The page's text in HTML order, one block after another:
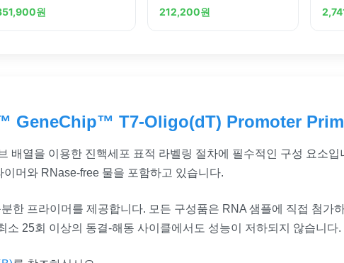
24-mer
원
212,200원
GeneChip™ T7-Oligo(dT) Promoter
배열을 이용한 진핵세포 표적 라벨링 절차에 필수적인 구성 요소입
머와 RNase-free 물을 포함하고 있습니다.
한 프라이머를 제공합니다. 모든 구성품은 RNA 샘플에 직접 첨가
소 25회 이상의 동결-해동 사이클에서도 성능이 저하되지 않습니다.